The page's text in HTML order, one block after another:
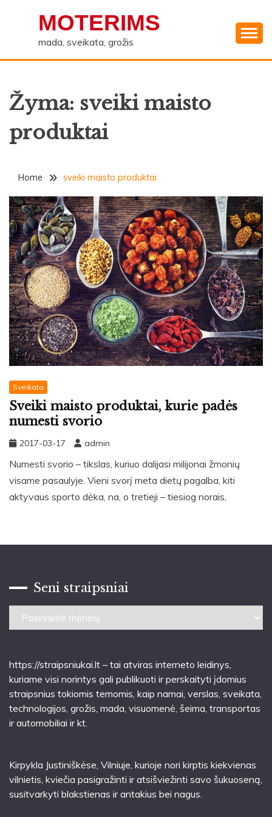
MOTERIMS
mada, sveikata, grožis
Žyma: sveiki maisto
produktai
Home sveiki maisto produktai
Sveikata
Sveiki maisto produktai, kurie padės
numesti svorio
2017-03-17 admin
Numesti svorio – tikslas, kuriuo dalijasi milijonai žmonių
visame pasaulyje. Vieni svorį meta dietų pagalba, kiti
aktyvaus sporto dėka, na, o tretieji – tiesiog norais,
Seni straipsniai
Seni
straipsniai
https://straipsniukai.lt – tai atviras interneto leidinys,
kuriame visi norintys gali publikuoti ir perskaityti įdomius
straipsnius tokiomis temomis, kaip namai, verslas, sveikata,
technologijos, grožis, mada, visuomenė, šeima, transportas
ir automobiliai ir kt.
Kirpykla Justiniškėse, Vilniuje, kurioje nori kirptis kiekvienas
vilnietis, kviečia pasigražinti ir atsišviežinti savo šukuoseną,
susitvarkyti blakstienas ir antakius bei nagus.